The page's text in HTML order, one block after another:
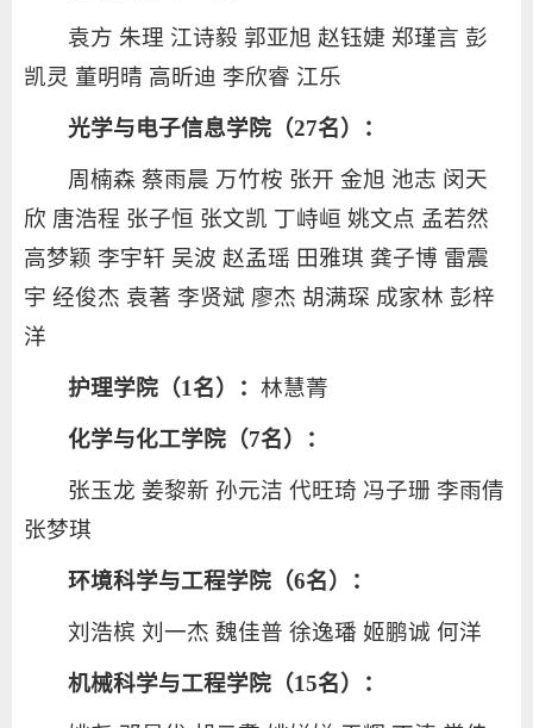
袁方 朱理 江诗毅 郭亚旭 赵钰婕 郑瑾言 彭
凯灵 董明晴 高昕迪 李欣睿 江乐
光学与电子信息学院（27名）：
周楠森 蔡雨晨 万竹桉 张开 金旭 池志 闵天
欣 唐浩程 张子恒 张文凯 丁峙峘 姚文点 孟若然
高梦颖 李宇轩 吴波 赵孟瑶 田雅琪 龚子博 雷震
宇 经俊杰 袁著 李贤斌 廖杰 胡满琛 成家林 彭梓
洋
护理学院（1名）：林慧菁
化学与化工学院（7名）：
张玉龙 姜黎新 孙元洁 代旺琦 冯子珊 李雨倩
张梦琪
环境科学与工程学院（6名）：
刘浩槟 刘一杰 魏佳普 徐逸璠 姬鹏诚 何洋
机械科学与工程学院（15名）：